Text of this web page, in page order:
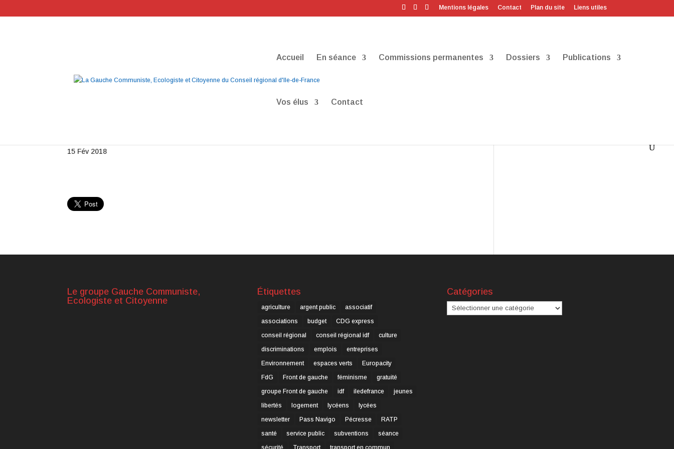
Mentions légales Contact Plan du site Liens utiles
Accueil En séance Commissions permanentes Dossiers Publications
Vos élus Contact
15 Fév 2018
Le groupe Gauche Communiste,
Ecologiste et Citoyenne
Étiquettes
agriculture argent public
associatif
associations
budget
CDG express
conseil régional
conseil régional idf
culture
discriminations
emplois
entreprises
Environnement
espaces verts
Europacity
FdG
Front de gauche féminisme
gratuité
groupe Front de gauche
idf iledefrance
jeunes
libertés
logement lycéens
lycées
newsletter
Pass Navigo Pécresse
RATP
santé
service public subventions
séance
sécurité
Transport transport en commun
Catégories
Catégories